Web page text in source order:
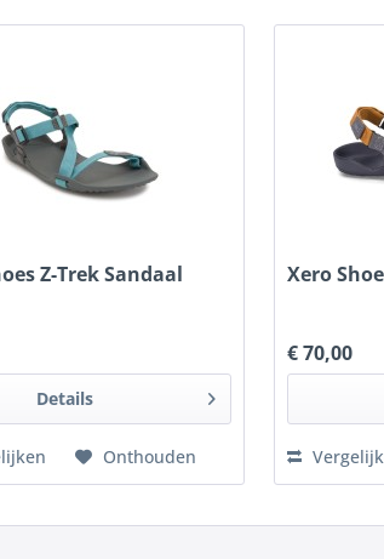
Z-Trek Sandaal
Details
Onthouden
Xero
€ 70,00